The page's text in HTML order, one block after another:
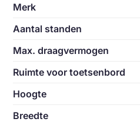
Merk
Aantal standen
Max. draagvermogen
Ruimte voor toetsenbord
Hoogte
Breedte